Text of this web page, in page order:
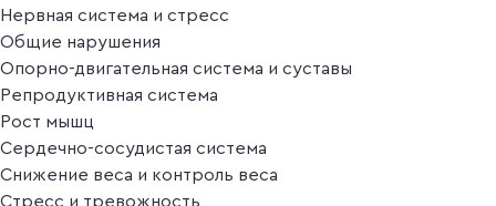
Нервная система и стресс
Общие нарушения
Опорно-двигательная система и суставы
Репродуктивная система
Рост мышц
Сердечно-сосудистая система
Снижение веса и контроль веса
Стресс и тревожность